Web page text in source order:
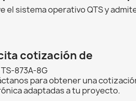
el sistema operativo QTS y
cotización de
TS-873A-8G
para obtener una
adaptadas a tu proyecto.